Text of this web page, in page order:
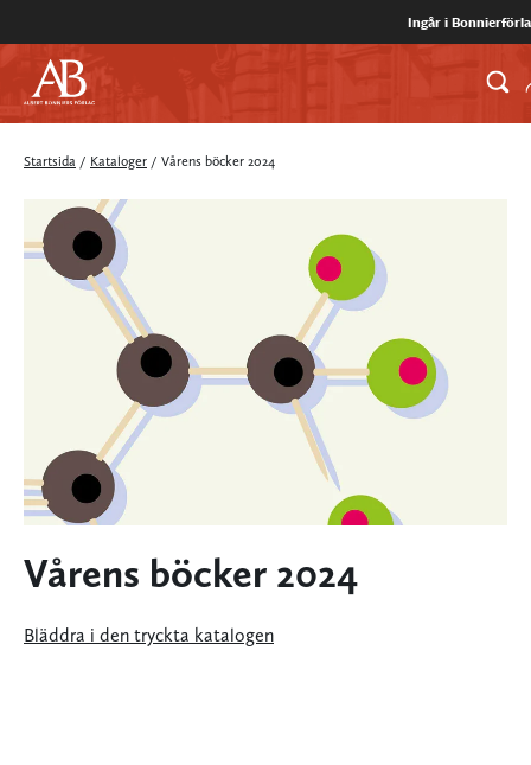
Ingår i
Startsida / Kataloger / Vårens böcker 2024
Vårens böcker 2024
Bläddra i den tryckta katalogen